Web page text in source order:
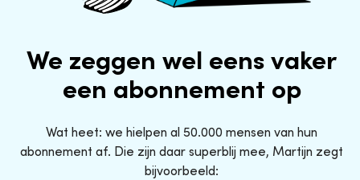
We zeggen wel eens vaker
een abonnement op
Wat heet: we hielpen al 50.000 mensen van hun
abonnement af. Die zijn daar superblij mee, Martijn zegt
bijvoorbeeld: